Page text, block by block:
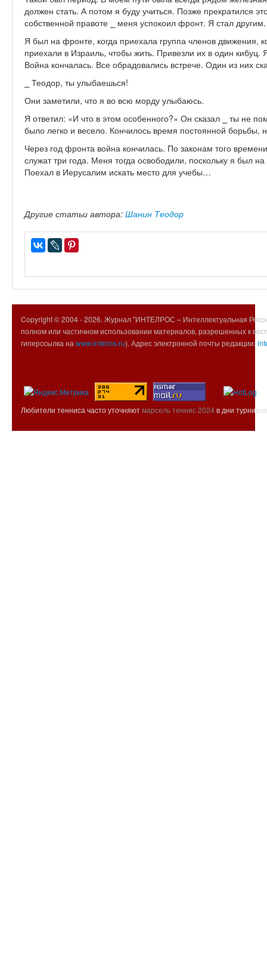
должен стать. А потом я буду учиться. Позже прекратился
собственной правоте ⎯ меня успокоил фронт. Я стал другим.
Я был на фронте, когда приехала группа членов
приехали в Израиль, чтобы жить. Привезли их в один кибуц.
Война кончалась. Все обрадовались встрече. Один из них
⎯ Теодор, ты улыбаешься!
Они заметили, что я во всю морду улыбаюсь.
Я ответил: «И что в этом особенного?» Он сказал ⎯ ты не
было легко и весело. Кончилось время постоянной борьбы,
Через год фронта война кончилась. По законам того
служат три года. Меня тогда освободили, поскольку я был
Поехал в Иерусалим искать место для учебы…
Другие статьи автора: Шанин Теодор
Copyright © 2004 -2026. Журнал "ИНТЕЛРОС – Интеллектуальная
полном или частичном использовании материалов, разрешенных к
гиперссылка на www.intelros.ru). Адрес электронной почты редакции:
Любители тенниса часто уточняют марсель теннис 2024в дни